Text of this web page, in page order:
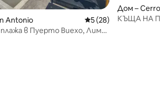
Antonio Средна оценка: 5
5 (28)
в Пуерто Виехо, Лима,
Дом –
КЪЩА НА